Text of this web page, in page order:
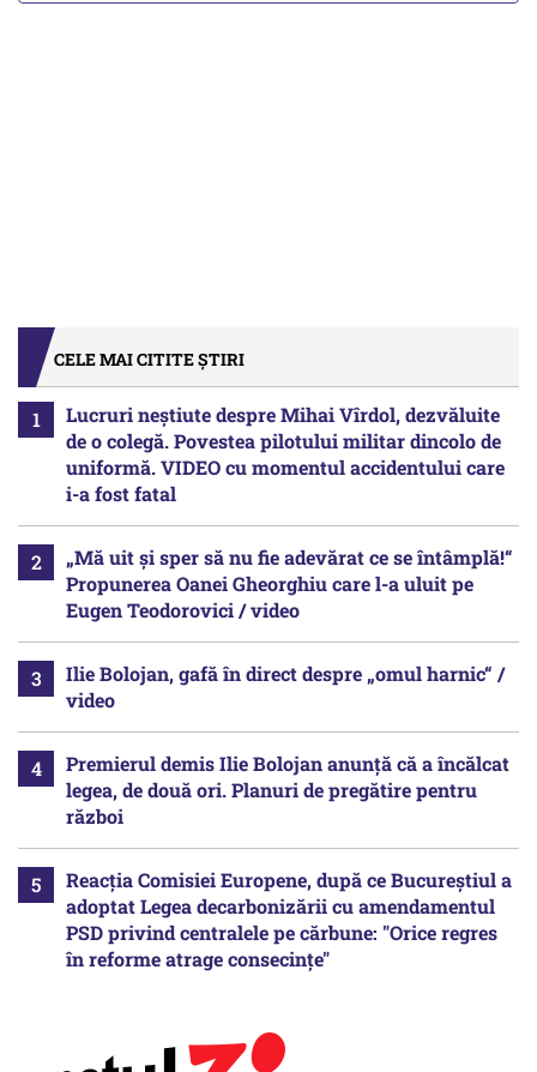
CELE MAI CITITE ȘTIRI
Lucruri neștiute despre Mihai Vîrdol, dezvăluite
de o colegă. Povestea pilotului militar dincolo de
uniformă. VIDEO cu momentul accidentului care
i-a fost fatal
„Mă uit și sper să nu fie adevărat ce se întâmplă!“
Propunerea Oanei Gheorghiu care l-a uluit pe
Eugen Teodorovici / video
Ilie Bolojan, gafă în direct despre „omul harnic“ /
video
Premierul demis Ilie Bolojan anunță că a încălcat
legea, de două ori. Planuri de pregătire pentru
război
Reacția Comisiei Europene, după ce Bucureștiul a
adoptat Legea decarbonizării cu amendamentul
PSD privind centralele pe cărbune: "Orice regres
în reforme atrage consecințe"